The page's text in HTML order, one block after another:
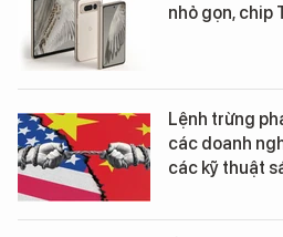
nhỏ gọn, chip
Lệnh trừng
các doanh
các kỹ thuật